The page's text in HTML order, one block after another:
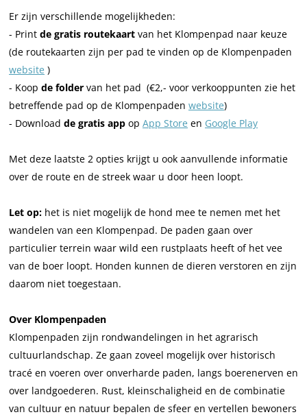
Er zijn verschillende mogelijkheden:
- Print de gratis routekaart van het Klompenpad naar keuze
(de routekaarten zijn per pad te vinden op de Klompenpaden
website )
- Koop de folder van het pad (€2,- voor verkooppunten zie het
betreffende pad op de Klompenpaden website)
- Download de gratis app op App Store en Google Play
Met deze laatste 2 opties krijgt u ook aanvullende informatie
over de route en de streek waar u door heen loopt.
Let op: het is niet mogelijk de hond mee te nemen met het
wandelen van een Klompenpad. De paden gaan over
particulier terrein waar wild een rustplaats heeft of het vee
van de boer loopt. Honden kunnen de dieren verstoren en zijn
daarom niet toegestaan.
Over Klompenpaden
Klompenpaden zijn rondwandelingen in het agrarisch
cultuurlandschap. Ze gaan zoveel mogelijk over historisch
tracé en voeren over onverharde paden, langs boerenerven en
over landgoederen. Rust, kleinschaligheid en de combinatie
van cultuur en natuur bepalen de sfeer en vertellen bewoners